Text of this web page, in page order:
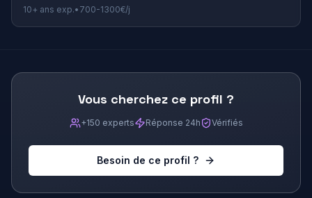
10+ ans exp.• 700-1300€/j
Vous cherchez ce profil ?
+150 experts Réponse 24h Vérifiés
Besoin de ce profil ?